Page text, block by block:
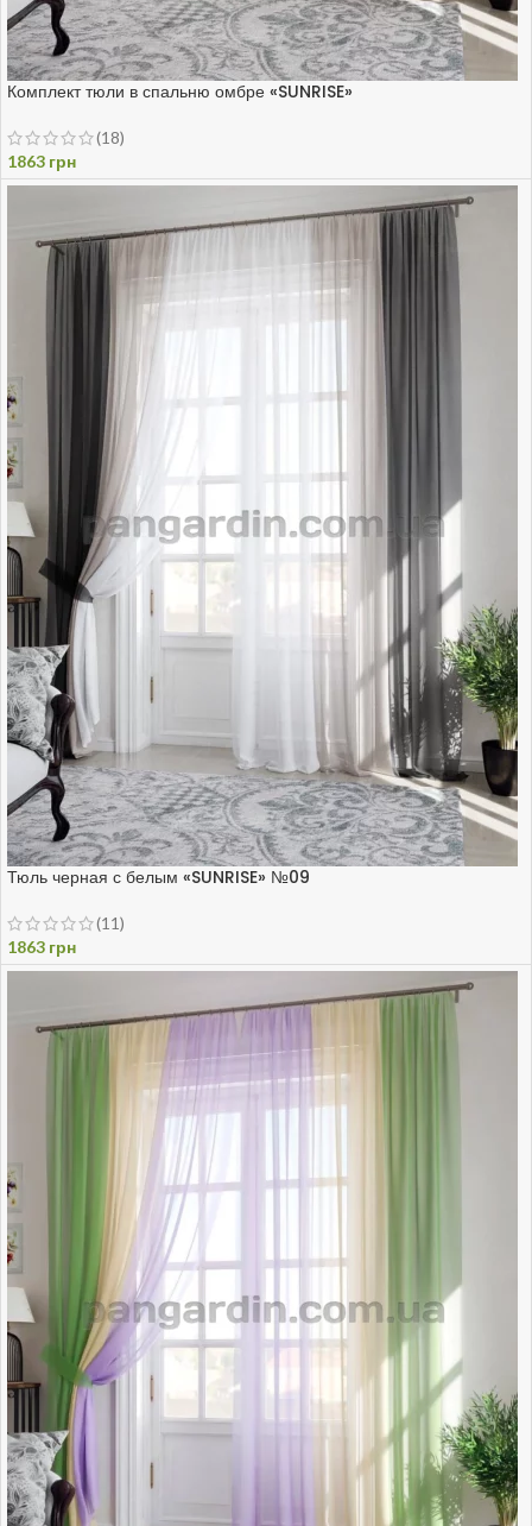
Комплект тюли в спальню омбре «SUNRISE»
(18)
1863 грн
Тюль черная с белым «SUNRISE» №09
(11)
1863 грн